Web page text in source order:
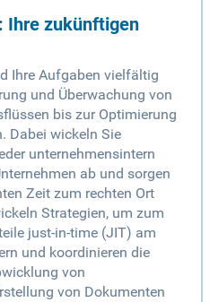
Ihre zukünftigen
Ihre Aufgaben vielfältig
und Überwachung von
bis zur Optimierung
Dabei wickeln Sie
unternehmensintern
ab und sorgen
Zeit zum rechten Ort
Strategien, um zum
just-in-time (JIT) am
und koordinieren die
von
von Dokumenten